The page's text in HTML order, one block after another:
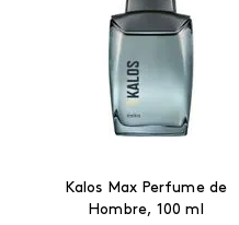
Kalos Max Perfume de
Hombre, 100 ml